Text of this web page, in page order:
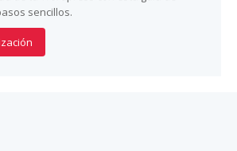
sencillos.